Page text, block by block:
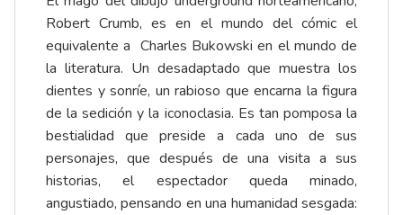
Robert Crumb, es en el mundo del cómic el
equivalente a Charles Bukowski en el mundo de
la literatura. Un desadaptado que muestra los
dientes y sonríe, un rabioso que encarna la figura
de la sedición y la iconoclasia. Es tan pomposa la
bestialidad que preside a cada uno de sus
personajes, que después de una visita a sus
historias, el espectador queda minado,
angustiado, pensando en una humanidad sesgada: